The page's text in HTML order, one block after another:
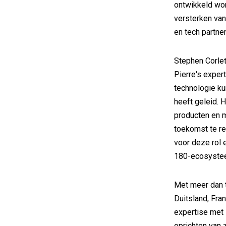
ontwikkeld
versterken
en tech
Stephen
Pierre's
technologie
heeft geleid.
producten en
toekomst te
voor deze rol
180-
Met meer dan
Duitsland,
expertise met